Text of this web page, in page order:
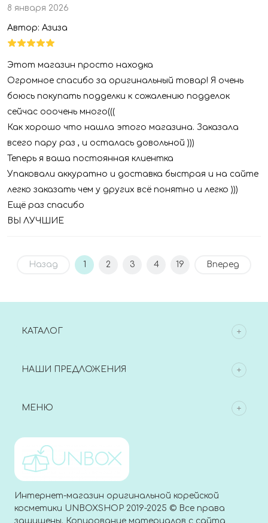
8 января 2026
Автор: Азиза
Этот магазин просто находка
Огромное спасибо за оригинальный товар! Я очень
боюсь покупать подделки к сожалению подделок
сейчас ооочень много(((
Как хорошо что нашла этого магазина. Заказала
всего пару раз , и осталась довольной )))
Теперь я ваша постоянная клиентка
Упаковали аккуратно и доставка быстрая и на сайте
легко заказать чем у других всё понятно и легко )))
Ещё раз спасибо
ВЫ ЛУЧШИЕ
Назад 1 2 3 4 19 Вперед
КАТАЛОГ
НАШИ ПРЕДЛОЖЕНИЯ
МЕНЮ
Интернет-магазин оригинальной корейской
косметики UNBOXSHOP 2019-2025 © Все права
защищены. Копирование материалов с сайта